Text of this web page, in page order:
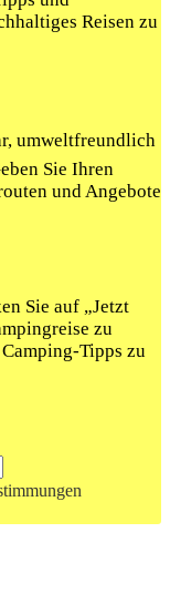
Reisen zu
umweltfreundlich
Sie Ihren
und Angebote
Sie auf „Jetzt
zu
Tipps zu